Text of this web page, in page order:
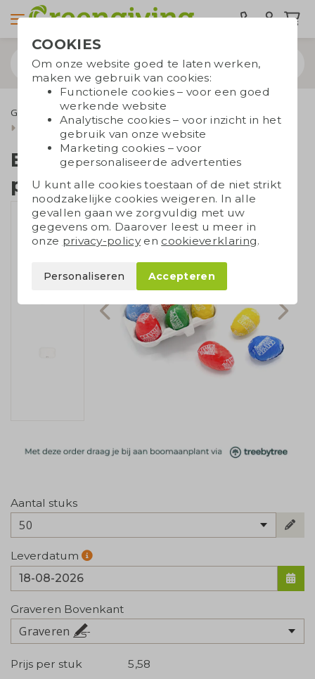
Geefmomenten
Paasgeschenken
Eierdoosje met paaseitjes
Eierdoosje met
paaseitjes
Aantal stuks
50
Leverdatum
Graveren Bovenkant
Graveren
Prijs per stuk
5,58
COOKIES
Om onze website goed te laten werken,
maken we gebruik van cookies:
Functionele cookies – voor een goed
werkende website
Analytische cookies – voor inzicht in het
gebruik van onze website
Marketing cookies – voor
gepersonaliseerde advertenties
U kunt alle cookies toestaan of de niet strikt
noodzakelijke cookies weigeren. In alle
gevallen gaan we zorgvuldig met uw
gegevens om. Daarover leest u meer in
onze privacy-policyen cookieverklaring.
Personaliseren Accepteren